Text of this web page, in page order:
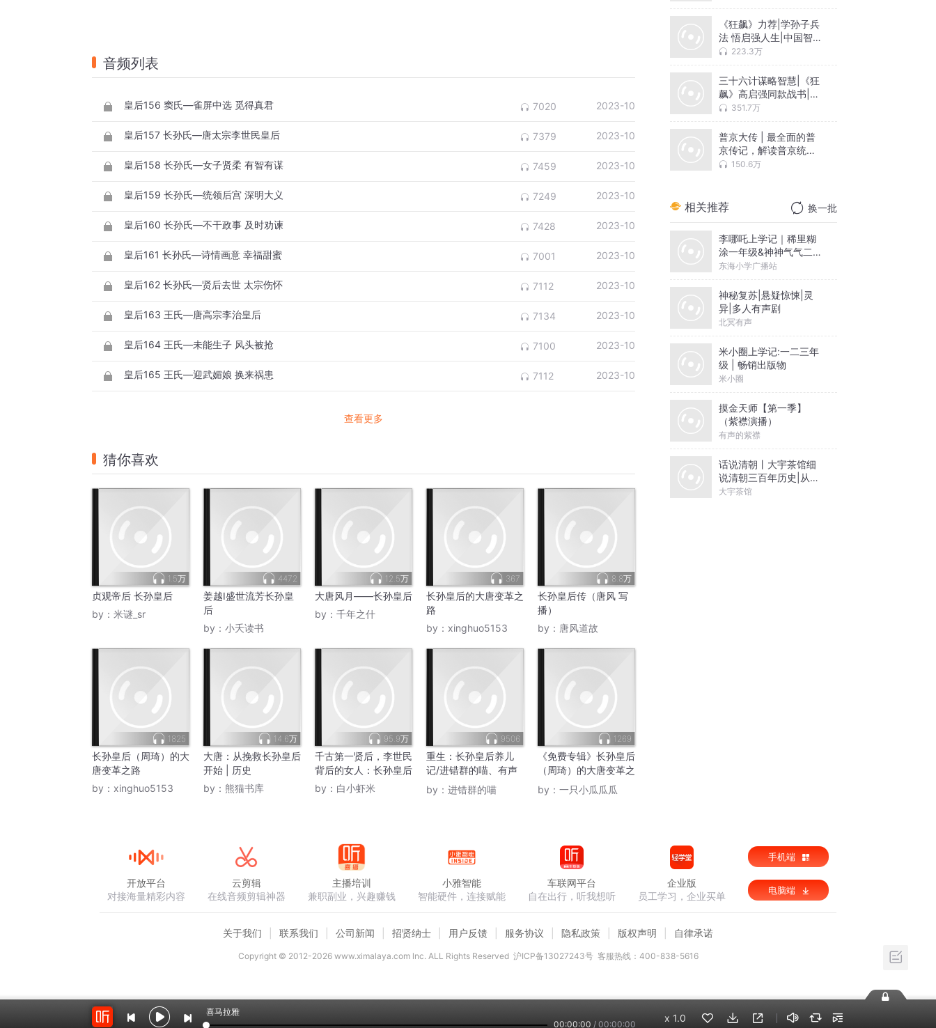
音频列表
皇后156 窦氏—雀屏中选 觅得真君 7020 2023-10
皇后157 长孙氏—唐太宗李世民皇后 7379 2023-10
皇后158 长孙氏—女子贤柔 有智有谋 7459 2023-10
皇后159 长孙氏—统领后宫 深明大义 7249 2023-10
皇后160 长孙氏—不干政事 及时劝谏 7428 2023-10
皇后161 长孙氏—诗情画意 幸福甜蜜 7001 2023-10
皇后162 长孙氏—贤后去世 太宗伤怀 7112 2023-10
皇后163 王氏—唐高宗李治皇后 7134 2023-10
皇后164 王氏—未能生子 风头被抢 7100 2023-10
皇后165 王氏—迎武媚娘 换来祸患 7112 2023-10
查看更多
猜你喜欢
1.5万
贞观帝后 长孙皇后
by： 米谜_sr
4472
姜越Ⅰ盛世流芳长孙皇
后
by： 小夭读书
12.5万
大唐风月——长孙皇后
by： 千年之什
367
长孙皇后的大唐变革之
路
by： xinghuo5153
8.8万
长孙皇后传（唐风 写
播）
by： 唐风道故
1825
长孙皇后（周琦）的大
唐变革之路
by： xinghuo5153
14.6万
大唐：从挽救长孙皇后
开始 | 历史
by： 熊猫书库
95.9万
千古第一贤后，李世民
背后的女人：长孙皇后
by： 白小虾米
9506
重生：长孙皇后养儿
记/进错群的喵、有声
的凌风等
by： 进错群的喵
1269
《免费专辑》长孙皇后
（周琦）的大唐变革之
路
by： 一只小瓜瓜瓜
《狂飙》力荐|学孙子兵
法 悟启强人生|中国智
慧|兵书兵法大全
223.3万
三十六计谋略智慧|《狂
飙》高启强同款战书|官
场职场商场|诸葛亮周瑜|
351.7万
普京大传 | 最全面的普
京传记，解读普京统治
的得与失 | 俄罗斯乌克
150.6万
相关推荐 换一批
李哪吒上学记｜稀里糊
涂一年级&神神气气二年
级
东海小学广播站
神秘复苏|悬疑惊悚|灵
异|多人有声剧
北冥有声
米小圈上学记:一二三年
级 | 畅销出版物
米小圈
摸金天师【第一季】
（紫襟演播）
有声的紫襟
话说清朝丨大宇茶馆细
说清朝三百年历史|从努
尔哈赤到末代皇帝溥仪|
大宇茶馆
喜马拉雅
00:00:00 / 00:00:00
x 1.0
开放平台
对接海量精彩内容
云剪辑
在线音频剪辑神器
主播培训
兼职副业，兴趣赚钱
小雅智能
智能硬件，连接赋能
车联网平台
自在出行，听我想听
企业版
员工学习，企业买单
手机端
电脑端
关于我们 联系我们 公司新闻 招贤纳士 用户反馈 服务协议 隐私政策 版权声明 自律承诺
Copyright © 2012-2026www.ximalaya.com lnc. ALL Rights Reserved 沪ICP备13027243号 客服热线：400-838-5616